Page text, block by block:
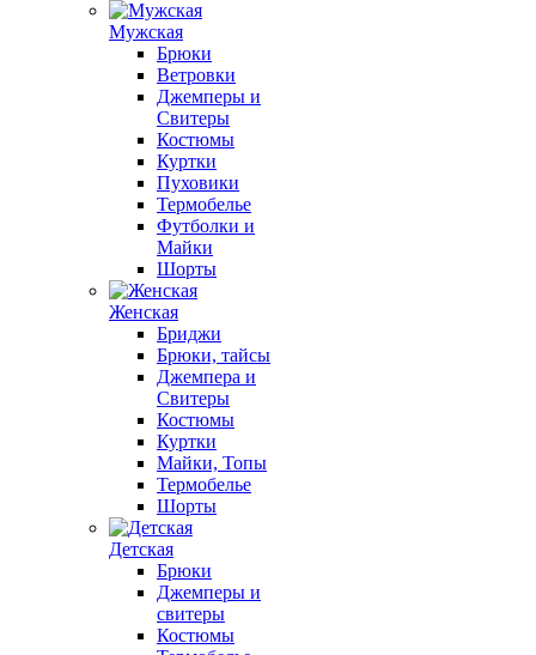
Мужская
Брюки
Ветровки
Джемперы и
Свитеры
Костюмы
Куртки
Пуховики
Термобелье
Футболки и
Майки
Шорты
Женская
Бриджи
Брюки, тайсы
Джемпера и
Свитеры
Костюмы
Куртки
Майки, Топы
Термобелье
Шорты
Детская
Брюки
Джемперы и
свитеры
Костюмы